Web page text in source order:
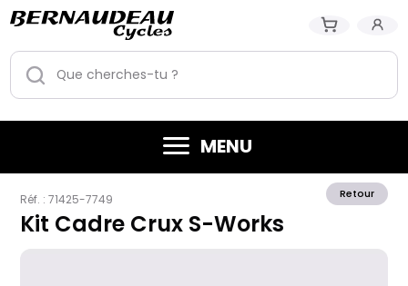
MENU
Retour
Réf. : 71425-7749
Kit Cadre Crux S-Works